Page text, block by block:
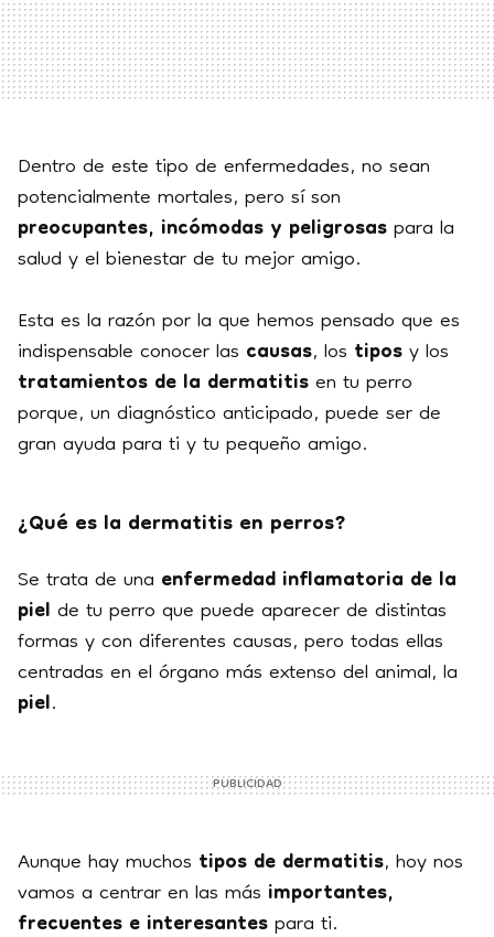
Dentro de este tipo de enfermedades, no sean
potencialmente mortales, pero sí son
preocupantes, incómodas y peligrosaspara la
salud y el bienestar de tu mejor amigo.
Esta es la razón por la que hemos pensado que es
indispensable conocer lascausas, lostiposy los
tratamientos de la dermatitisen tu perro
porque, un diagnóstico anticipado, puede ser de
gran ayuda para ti y tu pequeño amigo.
¿Qué es la dermatitis en perros?
Se trata de unaenfermedad inflamatoria de la
pielde tu perro que puede aparecer de distintas
formas y con diferentes causas, pero todas ellas
centradas en el órgano más extenso del animal, la
piel.
Aunque hay muchostipos de dermatitis, hoy nos
vamos a centrar en las másimportantes,
frecuentes e interesantespara ti.